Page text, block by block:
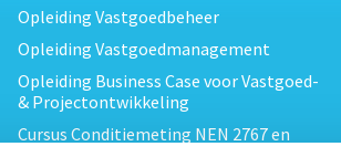
Opleiding Vastgoedbeheer
Opleiding Vastgoedmanagement
Opleiding Business Case voor Vastgoed-
& Projectontwikkeling
Cursus Conditiemeting NEN 2767 en